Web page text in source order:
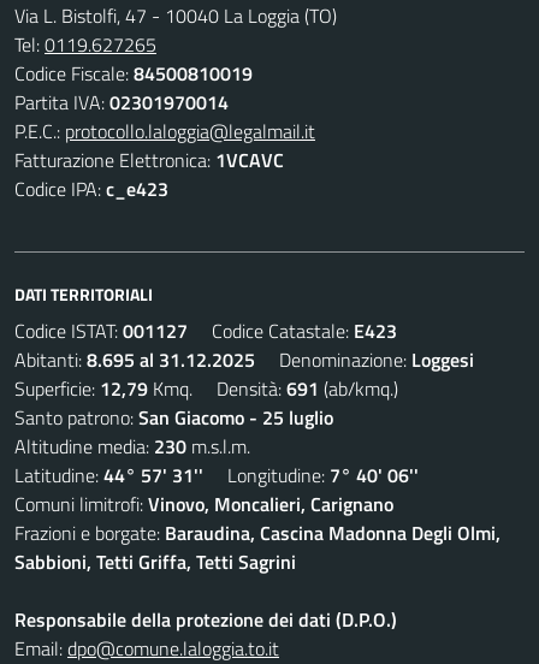
Via L. Bistolfi, 47 - 10040 La Loggia (TO)
Tel:0119.627265
Codice Fiscale:84500810019
Partita IVA:02301970014
P.E.C.: protocollo.laloggia@legalmail.it
Fatturazione Elettronica: 1VCAVC
Codice IPA:c_e423
DATI TERRITORIALI
Codice ISTAT:001127 Codice Catastale: E423
Abitanti:8.695 al 31.12.2025 Denominazione: Loggesi
Superficie: 12,79 Kmq. Densità:691 (ab/kmq.)
Santo patrono:San Giacomo - 25 luglio
Altitudine media: 230 m.s.l.m.
Latitudine:44° 57' 31'' Longitudine: 7° 40' 06''
Comuni limitrofi:Vinovo, Moncalieri, Carignano
Frazioni e borgate: Baraudina, Cascina Madonna Degli Olmi,
Sabbioni, Tetti Griffa, Tetti Sagrini
Responsabile della protezione dei dati (D.P.O.)
Email:dpo@comune.laloggia.to.it